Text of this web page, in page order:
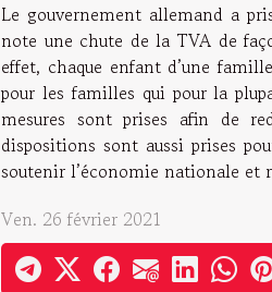
Le gouvernement allemand a
note une chute de la TVA de
effet, chaque enfant d’une
pour les familles qui pour la
mesures sont prises afin de
dispositions sont aussi prises
soutenir l’économie nationale et
Ven. 26 février 2021